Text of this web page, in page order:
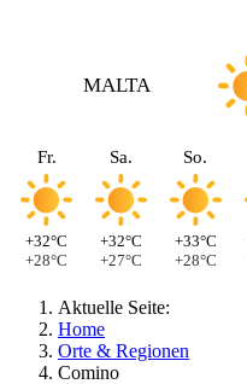
MALTA
Fr.
+32°C
+28°C
Sa.
+32°C
+27°C
So.
+33°C
+28°C
Aktuelle Seite:
Home
Orte & Regionen
Comino